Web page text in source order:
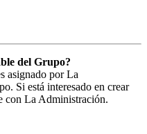
del Grupo?
asignado por La
Si está interesado en crear
con La Administración.